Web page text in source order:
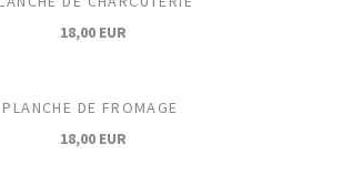
18,00 EUR
PLANCHE DE FROMAGE
18,00 EUR